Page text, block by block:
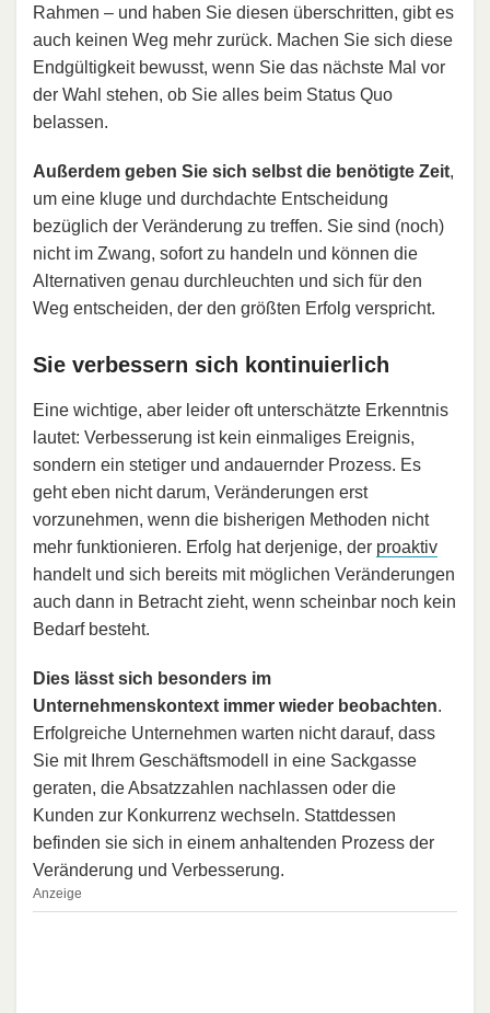
Rahmen – und haben Sie diesen überschritten, gibt es
auch keinen Weg mehr zurück. Machen Sie sich diese
Endgültigkeit bewusst, wenn Sie das nächste Mal vor
der Wahl stehen, ob Sie alles beim Status Quo
belassen.
Außerdem geben Sie sich selbst die benötigte Zeit,
um eine kluge und durchdachte Entscheidung
bezüglich der Veränderung zu treffen. Sie sind (noch)
nicht im Zwang, sofort zu handeln und können die
Alternativen genau durchleuchten und sich für den
Weg entscheiden, der den größten Erfolg verspricht.
Sie verbessern sich kontinuierlich
Eine wichtige, aber leider oft unterschätzte Erkenntnis
lautet: Verbesserung ist kein einmaliges Ereignis,
sondern ein stetiger und andauernder Prozess. Es
geht eben nicht darum, Veränderungen erst
vorzunehmen, wenn die bisherigen Methoden nicht
mehr funktionieren. Erfolg hat derjenige, der proaktiv
handelt und sich bereits mit möglichen Veränderungen
auch dann in Betracht zieht, wenn scheinbar noch kein
Bedarf besteht.
Dies lässt sich besonders im
Unternehmenskontext immer wieder beobachten.
Erfolgreiche Unternehmen warten nicht darauf, dass
Sie mit Ihrem Geschäftsmodell in eine Sackgasse
geraten, die Absatzzahlen nachlassen oder die
Kunden zur Konkurrenz wechseln. Stattdessen
befinden sie sich in einem anhaltenden Prozess der
Veränderung und Verbesserung.
Anzeige